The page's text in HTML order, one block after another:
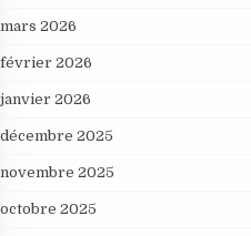
mars 2026
février 2026
janvier 2026
décembre 2025
novembre 2025
octobre 2025